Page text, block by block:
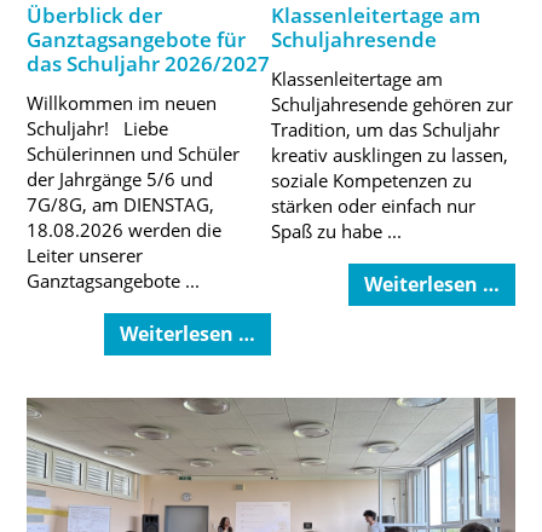
Überblick der
Ganztagsangebote für
das Schuljahr 2026/2027
Willkommen im neuen
Schuljahr! Liebe
Schülerinnen und Schüler
der Jahrgänge 5/6 und
7G/8G, am DIENSTAG,
18.08.2026 werden die
Leiter unserer
Ganztagsangebote ...
Weiterlesen …
Klassenleitertage am
Schuljahresende
Klassenleitertage am
Schuljahresende gehören zur
Tradition, um das Schuljahr
kreativ ausklingen zu lassen,
soziale Kompetenzen zu
stärken oder einfach nur
Spaß zu habe ...
Weiterlesen …